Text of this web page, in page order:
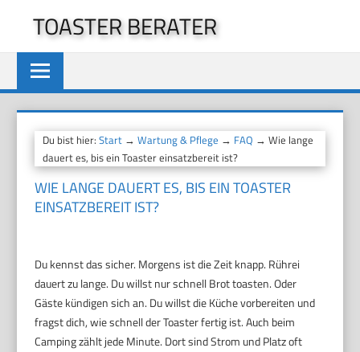
springen
TOASTER BERATER
Du bist hier:Start →Wartung & Pflege → FAQ → Wie lange
dauert es, bis ein Toaster einsatzbereit ist?
WIE LANGE DAUERT ES, BIS EIN TOASTER
EINSATZBEREIT IST?
Du kennst das sicher. Morgens ist die Zeit knapp. Rührei
dauert zu lange. Du willst nur schnell Brot toasten. Oder
Gäste kündigen sich an. Du willst die Küche vorbereiten und
fragst dich, wie schnell der Toaster fertig ist. Auch beim
Camping zählt jede Minute. Dort sind Strom und Platz oft